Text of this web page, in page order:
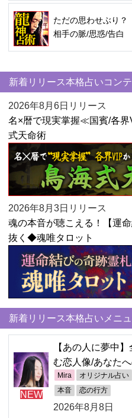
ただの思わせぶり？
相手の脈/思惑/告白
新着リリース本格占いコン
2026年8月6日リリース
名×暦で現実掌握≪国賓/各
式天命術
2026年8月3日リリース
魂の本音が聴こえる！【運
抜く◆魂唯タロット
新着リリース本格占いメニ
NEW
【あの人に夢中
む恋人像/あなた
Mira オリジナル占い
本音 恋の行方
2026年8月8日